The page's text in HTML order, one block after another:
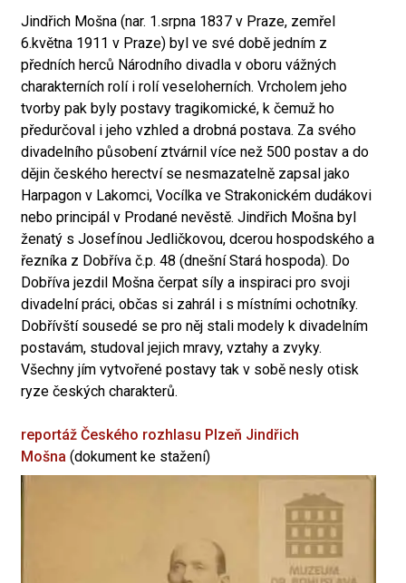
Jindřich Mošna (nar. 1.srpna 1837 v Praze, zemřel
6.května 1911 v Praze) byl ve své době jedním z
předních herců Národního divadla v oboru vážných
charakterních rolí i rolí veseloherních. Vrcholem jeho
tvorby pak byly postavy tragikomické, k čemuž ho
předurčoval i jeho vzhled a drobná postava. Za svého
divadelního působení ztvárnil více než 500 postav a do
dějin českého herectví se nesmazatelně zapsal jako
Harpagon v Lakomci, Vocílka ve Strakonickém dudákovi
nebo principál v Prodané nevěstě. Jindřich Mošna byl
ženatý s Josefínou Jedličkovou, dcerou hospodského a
řezníka z Dobříva č.p. 48 (dnešní Stará hospoda). Do
Dobříva jezdil Mošna čerpat síly a inspiraci pro svoji
divadelní práci, občas si zahrál i s místními ochotníky.
Dobřívští sousedé se pro něj stali modely k divadelním
postavám, studoval jejich mravy, vztahy a zvyky.
Všechny jím vytvořené postavy tak v sobě nesly otisk
ryze českých charakterů.
reportáž Českého rozhlasu Plzeň Jindřich
Mošna (dokument ke stažení)